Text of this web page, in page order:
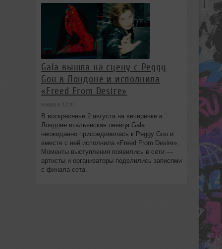
Gala вышла на сцену с Peggy
Gou в Лондоне и исполнила
«Freed From Desire»
вчера в 12:41
В воскресенье 2 августа на вечеринке в
Лондоне итальянская певица Gala
неожиданно присоединилась к Peggy Gou и
вместе с ней исполнила «Freed From Desire».
Моменты выступления появились в сети —
артисты и организаторы поделились записями
с финала сета.